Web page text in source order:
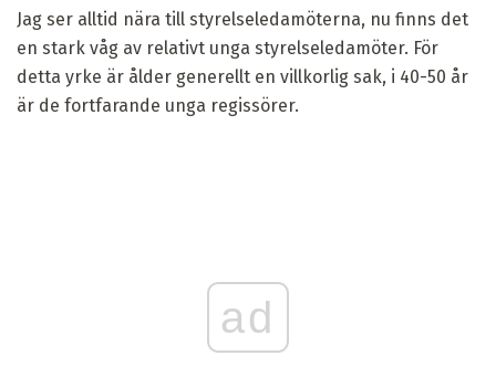
Jag ser alltid nära till styrelseledamöterna, nu finns det
en stark våg av relativt unga styrelseledamöter. För
detta yrke är ålder generellt en villkorlig sak, i 40-50 år
är de fortfarande unga regissörer.
ad